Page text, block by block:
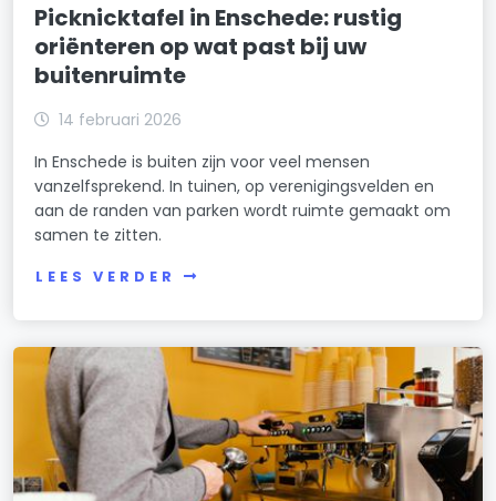
Picknicktafel in Enschede: rustig
oriënteren op wat past bij uw
buitenruimte
14 februari 2026
In Enschede is buiten zijn voor veel mensen
vanzelfsprekend. In tuinen, op verenigingsvelden en
aan de randen van parken wordt ruimte gemaakt om
samen te zitten.
LEES VERDER